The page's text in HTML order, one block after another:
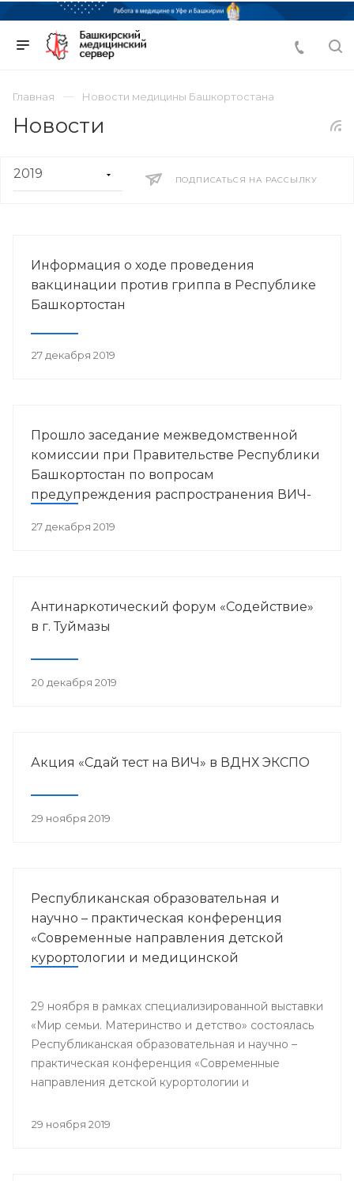
Главная Новости медицины Башкортостана
Новости
ПОДПИСАТЬСЯ НА РАССЫЛКУ
Информация о ходе проведения
вакцинации против гриппа в Республике
Башкортостан
27 декабря 2019
Прошло заседание межведомственной
комиссии при Правительстве Республики
Башкортостан по вопросам
предупреждения распространения ВИЧ-
27 декабря 2019
Антинаркотический форум «Содействие»
в г. Туймазы
20 декабря 2019
Акция «Сдай тест на ВИЧ» в ВДНХ ЭКСПО
29 ноября 2019
Республиканская образовательная и
научно – практическая конференция
«Современные направления детской
курортологии и медицинской
29 ноября в рамках специализированной выставки
«Мир семьи. Материнство и детство» состоялась
Республиканская образовательная и научно –
практическая конференция «Современные
направления детской курортологии и
29 ноября 2019